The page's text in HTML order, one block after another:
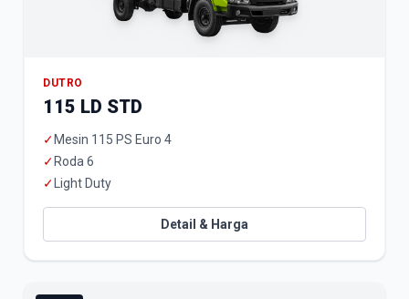
DUTRO
115 LD STD
✓ Mesin 115 PS Euro 4
✓ Roda 6
✓ Light Duty
Detail & Harga